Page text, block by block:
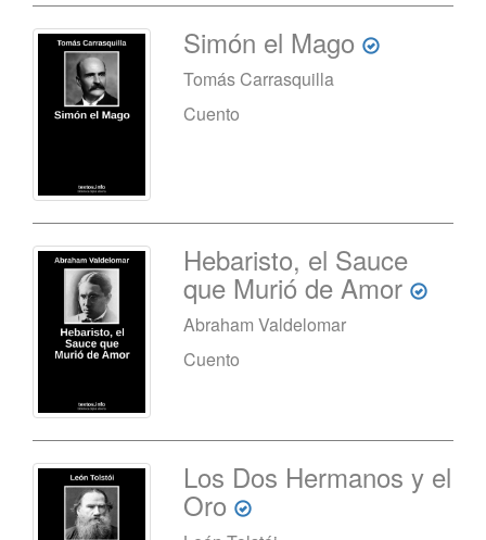
Simón el Mago
Tomás Carrasquilla
Cuento
Hebaristo, el Sauce
que Murió de Amor
Abraham Valdelomar
Cuento
Los Dos Hermanos y el
Oro